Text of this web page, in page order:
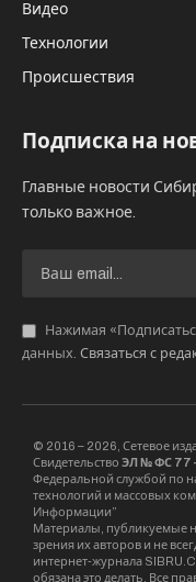
Видео
Технологии
Происшествия
Подписка на
Главные новости
только важное.
Нажимая
данных. Связаться с
© 2016 – 2026, Сетевое
Свидетельство ЭЛ № ФС 77
Федеральной службой по
технологий и массовых
Информации”
Материалы, публикуемые
зрения их авторов и не
интернет-журнала
обязана это делать. Все